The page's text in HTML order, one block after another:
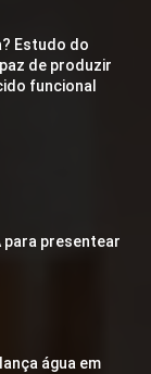
Estudo do
de produzir
funcional
para presentear
água em